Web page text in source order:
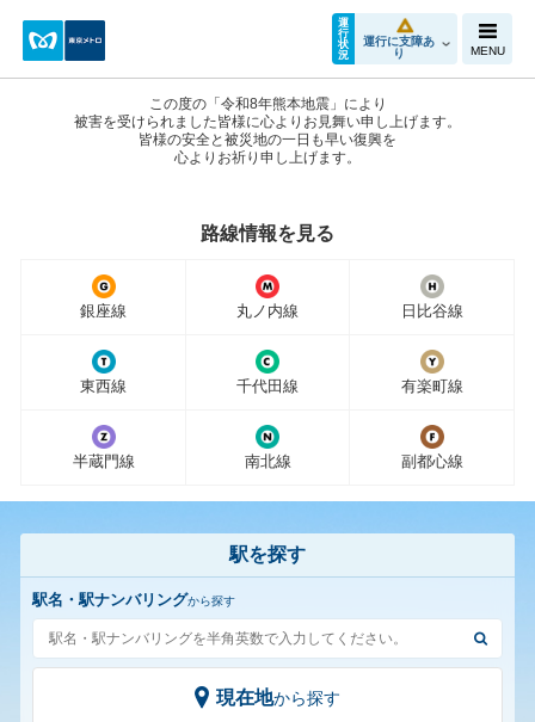
運
行
状
況
運行に支障あ
り
MENU
この度の「令和8年熊本地震」により
被害を受けられました皆様に心よりお見舞い申し上げます。
皆様の安全と被災地の一日も早い復興を
心よりお祈り申し上げます。
駅を探す
駅名・駅ナンバリングから探す
現在地から探す
路線情報を見る
銀座線 丸ノ内線 日比谷線
東西線 千代田線 有楽町線
半蔵門線 南北線 副都心線